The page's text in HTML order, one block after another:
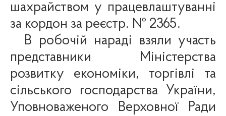
шахрайством у працевлаштуванні
за кордон за реєстр. № 2365.
В робочій нараді взяли участь
представники Міністерства
розвитку економіки, торгівлі та
сільського господарства України,
Уповноваженого Верховної Ради